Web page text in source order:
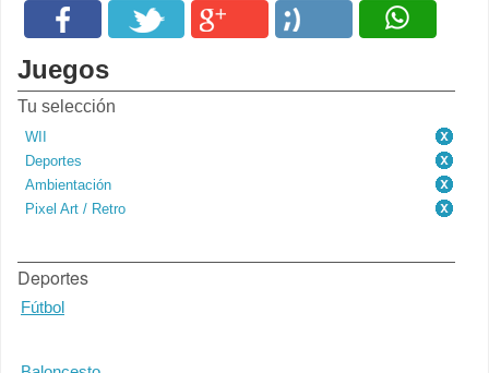
Juegos
Tu selección
WII
Deportes
Ambientación
Pixel Art / Retro
Deportes
Fútbol